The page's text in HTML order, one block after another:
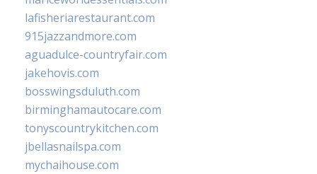
lafisheriarestaurant.com
915jazzandmore.com
aguadulce-countryfair.com
jakehovis.com
bosswingsduluth.com
birminghamautocare.com
tonyscountrykitchen.com
jbellasnailspa.com
mychaihouse.com